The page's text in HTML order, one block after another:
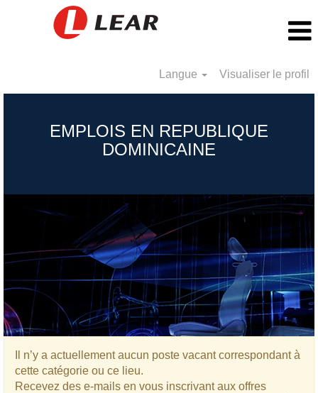
Langue Visualiser le profil
EMPLOIS EN REPUBLIQUE
DOMINICAINE
Il n’y a actuellement aucun poste vacant correspondant à
cette catégorie ou ce lieu.
Recevez des e-mails en vous inscrivant aux offres